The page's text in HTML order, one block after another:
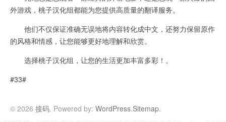
外游戏，桃子汉化组都能为您提供高质量的翻译服务。
他们不仅保证准确无误地将内容转化成中文，还努力保留原作
的风格和情感，让您能够更好地理解和欣赏。
选择桃子汉化组，让您的生活更加丰富多彩！。
#33#
© 2026 接码. Powered by: WordPress.Sitemap.